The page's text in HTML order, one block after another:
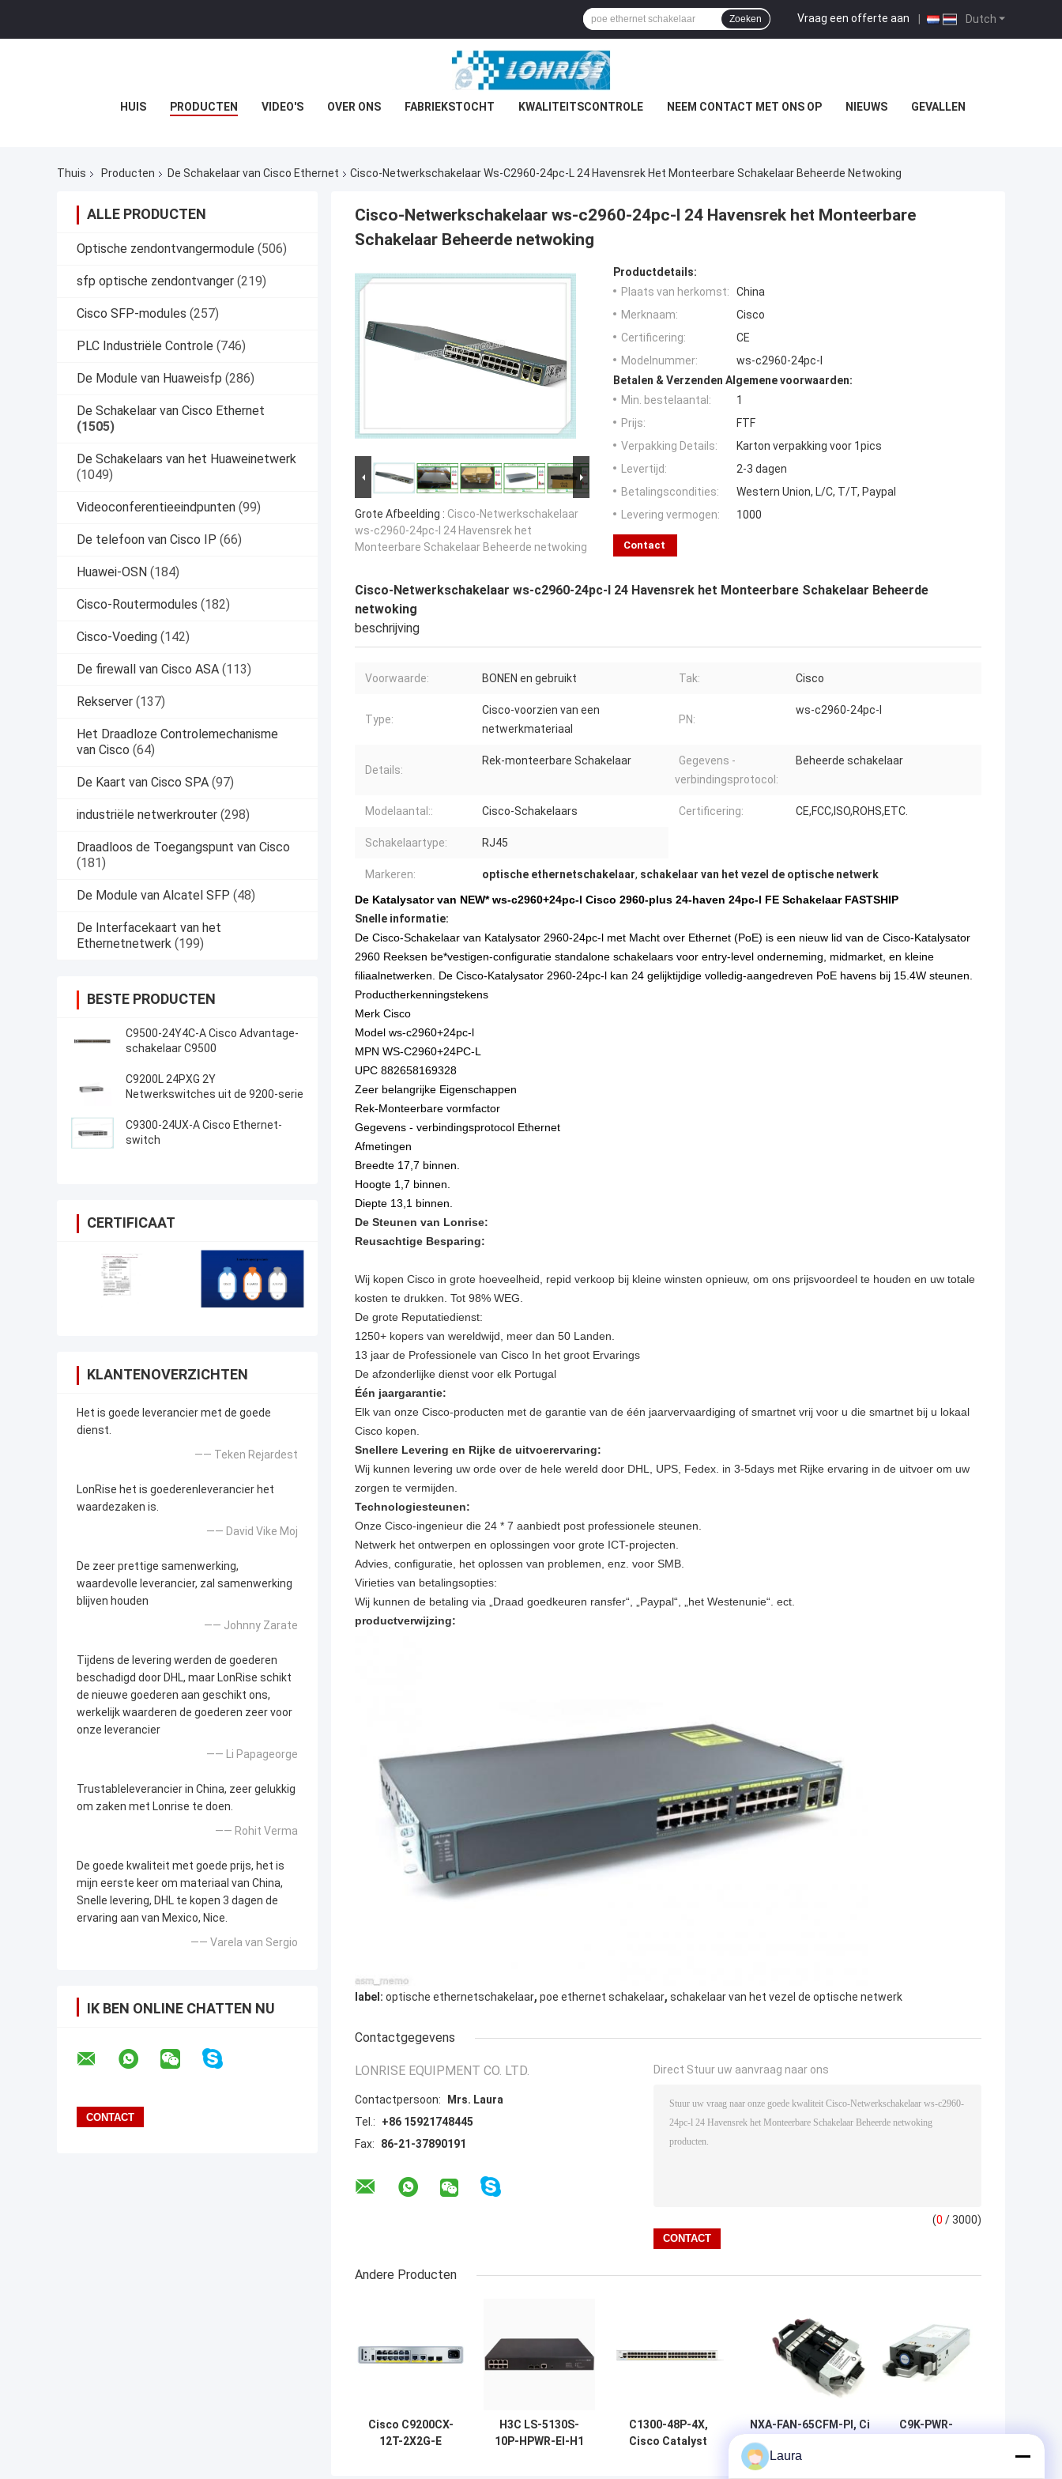
Dutch
Vraag een offerte aan |
Zoeken
HUIS PRODUCTEN VIDEO'S OVER ONS FABRIEKSTOCHT KWALITEITSCONTROLE NEEM CONTACT MET ONS OP NIEUWS GEVALLEN
Thuis Producten De Schakelaar van Cisco Ethernet Cisco-Netwerkschakelaar Ws-C2960-24pc-L 24 Havensrek Het Monteerbare Schakelaar Beheerde Netwoking
ALLE PRODUCTEN
Optische zendontvangermodule (506)
sfp optische zendontvanger (219)
Cisco SFP-modules (257)
PLC Industriële Controle (746)
De Module van Huaweisfp (286)
De Schakelaar van Cisco Ethernet
(1505)
De Schakelaars van het Huaweinetwerk
(1049)
Videoconferentieeindpunten (99)
De telefoon van Cisco IP (66)
Huawei-OSN (184)
Cisco-Routermodules (182)
Cisco-Voeding (142)
De firewall van Cisco ASA (113)
Rekserver (137)
Het Draadloze Controlemechanisme
van Cisco (64)
De Kaart van Cisco SPA (97)
industriële netwerkrouter (298)
Draadloos de Toegangspunt van Cisco
(181)
De Module van Alcatel SFP (48)
De Interfacekaart van het
Ethernetnetwerk (199)
BESTE PRODUCTEN
C9500-24Y4C-A Cisco Advantage-
schakelaar C9500
C9200L 24PXG 2Y
Netwerkswitches uit de 9200-serie
C9300-24UX-A Cisco Ethernet-
switch
CERTIFICAAT
KLANTENOVERZICHTEN
Het is goede leverancier met de goede
dienst.
—— Teken Rejardest
LonRise het is goederenleverancier het
waardezaken is.
—— David Vike Moj
De zeer prettige samenwerking,
waardevolle leverancier, zal samenwerking
blijven houden
—— Johnny Zarate
Tijdens de levering werden de goederen
beschadigd door DHL, maar LonRise schikt
de nieuwe goederen aan geschikt ons,
werkelijk waarderen de goederen zeer voor
onze leverancier
—— Li Papageorge
Trustableleverancier in China, zeer gelukkig
om zaken met Lonrise te doen.
—— Rohit Verma
De goede kwaliteit met goede prijs, het is
mijn eerste keer om materiaal van China,
Snelle levering, DHL te kopen 3 dagen de
ervaring aan van Mexico, Nice.
—— Varela van Sergio
IK BEN ONLINE CHATTEN NU
Cisco-Netwerkschakelaar ws-c2960-24pc-l 24 Havensrek het Monteerbare
Schakelaar Beheerde netwoking
Grote Afbeelding : Cisco-Netwerkschakelaar
ws-c2960-24pc-l 24 Havensrek het
Monteerbare Schakelaar Beheerde netwoking
Productdetails:
Plaats van herkomst:
China
Merknaam:
Cisco
Certificering:
CE
Modelnummer:
ws-c2960-24pc-l
Betalen & Verzenden Algemene voorwaarden:
Min. bestelaantal:
1
Prijs:
FTF
Verpakking Details:
Karton verpakking voor 1pics
Levertijd:
2-3 dagen
Betalingscondities:
Western Union, L/C, T/T, Paypal
Levering vermogen:
1000
Contact
Cisco-Netwerkschakelaar ws-c2960-24pc-l 24 Havensrek het Monteerbare Schakelaar Beheerde
netwoking
beschrijving
Voorwaarde: BONEN en gebruikt Tak: Cisco
Type:
Cisco-voorzien van een
netwerkmateriaal
PN:
ws-c2960-24pc-l
Details:
Rek-monteerbare Schakelaar
Gegevens -
verbindingsprotocol:
Beheerde schakelaar
Modelaantal:: Cisco-Schakelaars Certificering: CE,FCC,ISO,ROHS,ETC.
Schakelaartype: RJ45
Markeren: optische ethernetschakelaar, schakelaar van het vezel de optische netwerk
De Katalysator van NEW* ws-c2960+24pc-l Cisco 2960-plus 24-haven 24pc-l FE Schakelaar FASTSHIP
Snelle informatie:
De Cisco-Schakelaar van Katalysator 2960-24pc-l met Macht over Ethernet (PoE) is een nieuw lid van de Cisco-Katalysator
2960 Reeksen be*vestigen-configuratie standalone schakelaars voor entry-level onderneming, midmarket, en kleine
filiaalnetwerken. De Cisco-Katalysator 2960-24pc-l kan 24 gelijktijdige volledig-aangedreven PoE havens bij 15.4W steunen.
Productherkenningstekens
Merk Cisco
Model ws-c2960+24pc-l
MPN WS-C2960+24PC-L
UPC 882658169328
Zeer belangrijke Eigenschappen
Rek-Monteerbare vormfactor
Gegevens - verbindingsprotocol Ethernet
Afmetingen
Breedte 17,7 binnen.
Hoogte 1,7 binnen.
Diepte 13,1 binnen.
De Steunen van Lonrise:
Reusachtige Besparing:
Wij kopen Cisco in grote hoeveelheid, repid verkoop bij kleine winsten opnieuw, om ons prijsvoordeel te houden en uw totale
kosten te drukken. Tot 98% WEG.
De grote Reputatiedienst:
1250+ kopers van wereldwijd, meer dan 50 Landen.
13 jaar de Professionele van Cisco In het groot Ervarings
De afzonderlijke dienst voor elk Portugal
Één jaargarantie:
Elk van onze Cisco-producten met de garantie van de één jaarvervaardiging of smartnet vrij voor u die smartnet bij u lokaal
Cisco kopen.
Snellere Levering en Rijke de uitvoerervaring:
Wij kunnen levering uw orde over de hele wereld door DHL, UPS, Fedex. in 3-5days met Rijke ervaring in de uitvoer om uw
zorgen te vermijden.
Technologiesteunen:
Onze Cisco-ingenieur die 24 * 7 aanbiedt post professionele steunen.
Netwerk het ontwerpen en oplossingen voor grote ICT-projecten.
Advies, configuratie, het oplossen van problemen, enz. voor SMB.
Virieties van betalingsopties:
Wij kunnen de betaling via „Draad goedkeuren ransfer“, „Paypal“, „het Westenunie“. ect.
productverwijzing:
label: optische ethernetschakelaar, poe ethernet schakelaar, schakelaar van het vezel de optische netwerk
Contactgegevens
LONRISE EQUIPMENT CO. LTD.
Contactpersoon:
Mrs. Laura
Tel.:
+86 15921748445
Fax:
86-21-37890191
Direct Stuur uw aanvraag naar ons
(0 / 3000)
Andere Producten
Cisco C9200CX-
12T-2X2G-E
H3C LS-5130S-
10P-HPWR-EI-H1
C1300-48P-4X,
Cisco Catalyst
NXA-FAN-65CFM-PI, Cisco
Nexus Switch-ventilator,
65CFM/luchtstroom/inlaat
C9K-PWR-
Laura